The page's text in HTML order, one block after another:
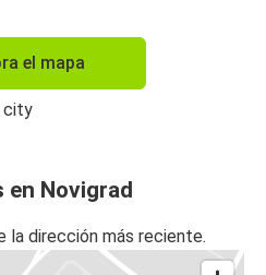
el mapa
en Novigrad
la dirección más reciente.